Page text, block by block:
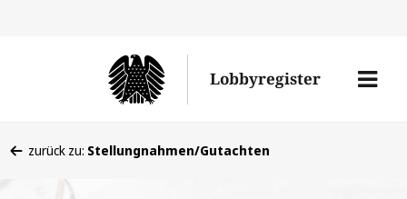
Lobbyregister
Menü
befinden
zurück zu: Stellungnahmen/Gutachten